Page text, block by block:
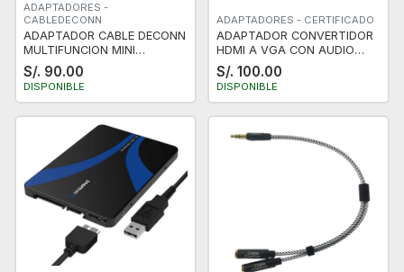
ADAPTADORES -
CABLEDECONN
ADAPTADOR CABLE DECONN
MULTIFUNCION MINI
DISPLAYPORT 3 EN 1 DE
THUNDERBOLT HDMI / DVI /
VGA
S/. 90.00
DISPONIBLE
ADAPTADORES - CERTIFICADO
ADAPTADOR CONVERTIDOR
HDMI A VGA CON AUDIO
AUXILIAR
S/. 100.00
DISPONIBLE